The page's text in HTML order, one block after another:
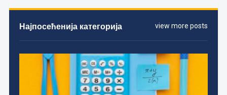
view more posts
Најпосећенија категорија